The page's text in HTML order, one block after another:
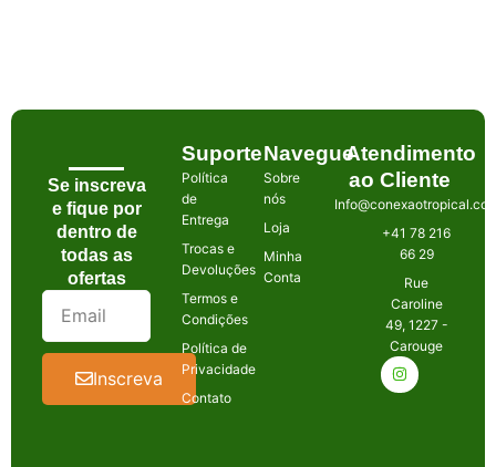
Se inscreva
e fique por
dentro de
todas as
ofertas
Inscreva
Suporte
Política
de
Entrega
Trocas e
Devoluções
Termos e
Condições
Política de
Privacidade
Contato
Navegue
Sobre
nós
Loja
Minha
Conta
Atendimento
ao Cliente
+41 78 216
66 29
Rue
Caroline
49, 1227 -
Carouge